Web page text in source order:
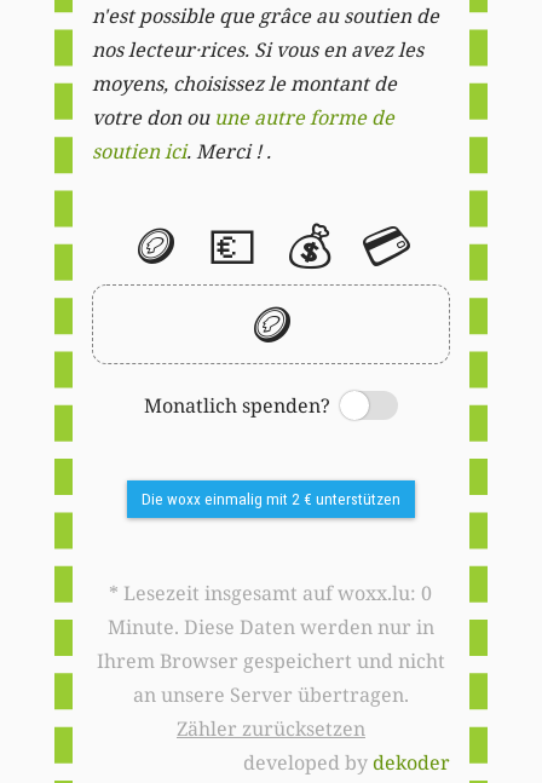
n'est possible que grâce au soutien de
nos lecteur·rices. Si vous en avez les
moyens, choisissez le montant de
votre don ou une autre forme de
soutien ici. Merci ! .
🪙 💶 💰 💳
🪙
Monatlich spenden?
Switch
Die woxx einmalig mit 2 € unterstützen
* Lesezeit insgesamt auf woxx.lu: 0
Minute. Diese Daten werden nur in
Ihrem Browser gespeichert und nicht
an unsere Server übertragen.
Zähler zurücksetzen
developed bydekoder